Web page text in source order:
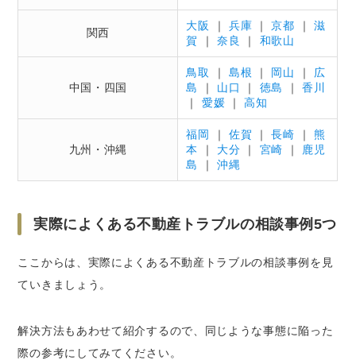
関西
大阪 ｜ 兵庫 ｜京都 ｜ 滋
賀
｜奈良 ｜ 和歌山
中国・四国
鳥取 ｜ 島根 ｜ 岡山 ｜ 広
島
｜ 山口 ｜ 徳島 ｜香川
｜ 愛媛 ｜高知
九州・沖縄
福岡 ｜ 佐賀 ｜長崎 ｜ 熊
本
｜ 大分 ｜ 宮崎 ｜
鹿児
島
｜沖縄
実際によくある不動産トラブルの相談事例5つ
ここからは、実際によくある不動産トラブルの相談事例を見
ていきましょう。
解決方法もあわせて紹介するので、同じような事態に陥った
際の参考にしてみてください。